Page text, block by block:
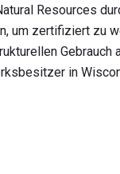
Resources
um zertifiziert zu
Gebrauch
in